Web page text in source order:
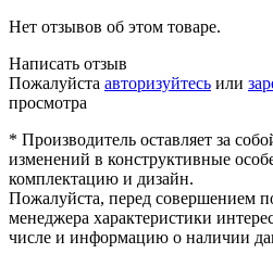
Нет отзывов об этом товаре.
Написать отзыв
Пожалуйста авторизуйтесь или
просмотра
* Производитель оставляет за
изменений в конструктивные
комплектацию и дизайн.
Пожалуйста, перед совершением
менеджера характеристики
числе и информацию о наличии